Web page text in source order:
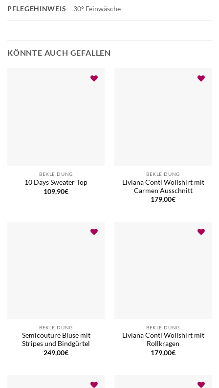
PFLEGEHINWEIS 30° Feinwäsche
KÖNNTE AUCH GEFALLEN
BEKLEIDUNG
10 Days Sweater Top
109,90€
BEKLEIDUNG
Liviana Conti Wollshirt mit
Carmen Ausschnitt
179,00€
BEKLEIDUNG
Semicouture Bluse mit
Stripes und Bindgürtel
249,00€
BEKLEIDUNG
Liviana Conti Wollshirt mit
Rollkragen
179,00€